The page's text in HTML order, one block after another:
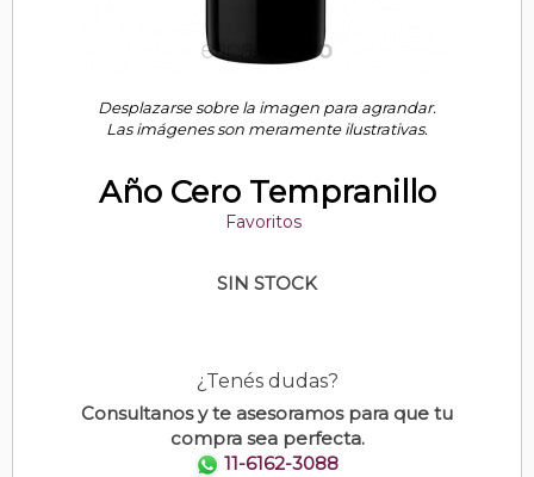
Desplazarse sobre la imagen para agrandar.
Las imágenes son meramente ilustrativas.
Año Cero Tempranillo
Favoritos
SIN STOCK
¿Tenés dudas?
Consultanos y te asesoramos para que tu
compra sea perfecta.
11-6162-3088